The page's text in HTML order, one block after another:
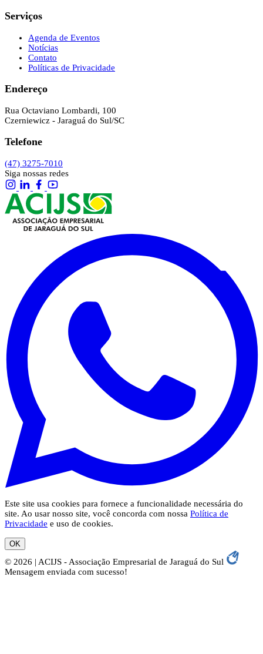
Serviços
Agenda de Eventos
Notícias
Contato
Políticas de Privacidade
Endereço
Rua Octaviano Lombardi, 100
Czerniewicz - Jaraguá do Sul/SC
Telefone
(47) 3275-7010
Siga nossas redes
Este site usa cookies para fornece a funcionalidade necessária do
site. Ao usar nosso site, você concorda com nossa Política de
Privacidade e uso de cookies.
OK
© 2026 | ACIJS - Associação Empresarial de Jaraguá do Sul
Mensagem enviada com sucesso!